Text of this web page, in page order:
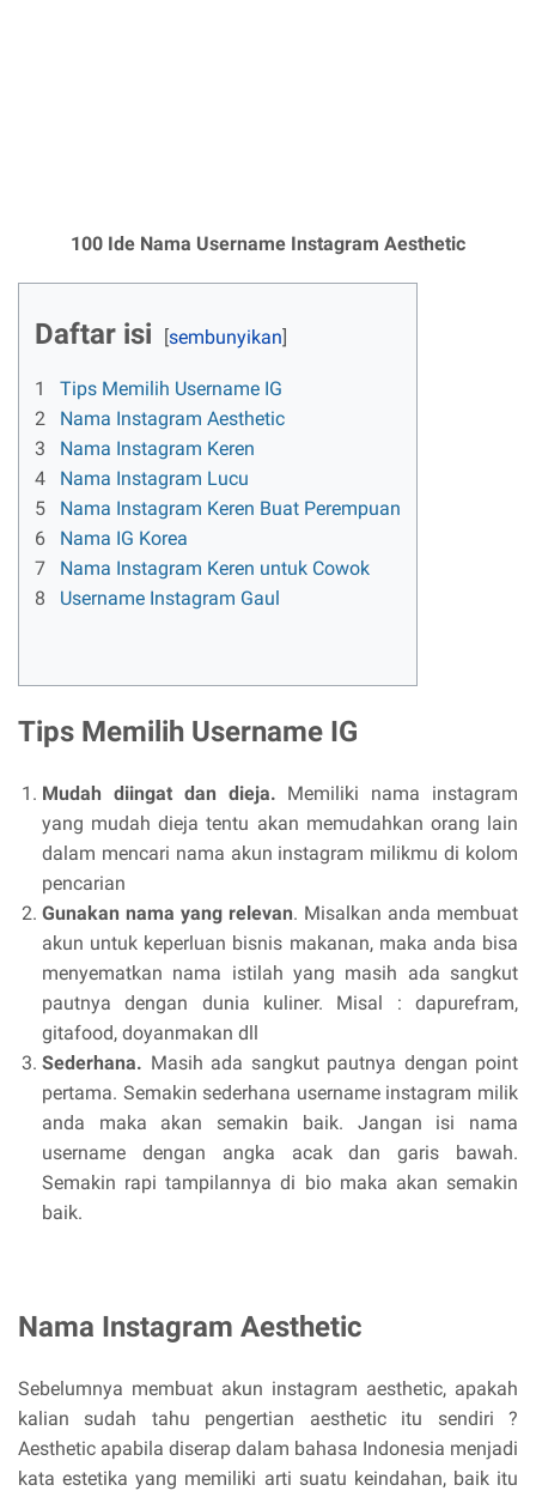
100 Ide Nama Username Instagram Aesthetic
Daftar isi
1
Tips Memilih Username IG
2
Nama Instagram Aesthetic
3
Nama Instagram Keren
4
Nama Instagram Lucu
5
Nama Instagram Keren Buat Perempuan
6
Nama IG Korea
7
Nama Instagram Keren untuk Cowok
8
Username Instagram Gaul
Tips Memilih Username IG
Mudah diingat dan dieja. Memiliki nama instagram
yang mudah dieja tentu akan memudahkan orang lain
dalam mencari nama akun instagram milikmu di kolom
pencarian
Gunakan nama yang relevan. Misalkan anda membuat
akun untuk keperluan bisnis makanan, maka anda bisa
menyematkan nama istilah yang masih ada sangkut
pautnya dengan dunia kuliner. Misal : dapurefram,
gitafood, doyanmakan dll
Sederhana. Masih ada sangkut pautnya dengan point
pertama. Semakin sederhana username instagram milik
anda maka akan semakin baik. Jangan isi nama
username dengan angka acak dan garis bawah.
Semakin rapi tampilannya di bio maka akan semakin
baik.
Nama Instagram Aesthetic
Sebelumnya membuat akun instagram aesthetic, apakah
kalian sudah tahu pengertian aesthetic itu sendiri ?
Aesthetic apabila diserap dalam bahasa Indonesia menjadi
kata estetika yang memiliki arti suatu keindahan, baik itu